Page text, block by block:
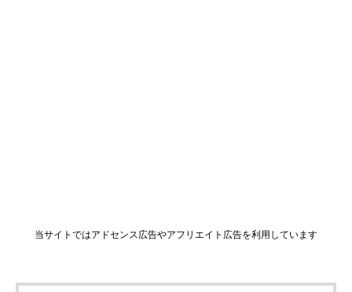
当サイトではアドセンス広告やアフリエイト広告を利用しています